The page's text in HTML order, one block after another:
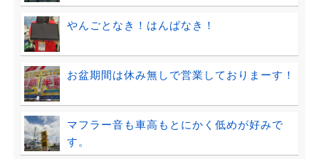
やんごとなき！はんぱなき！
お盆期間は休み無しで営業しておりまーす！
マフラー音も車高もとにかく低めが好みで
す。